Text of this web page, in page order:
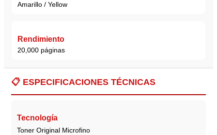
Amarillo / Yellow
Rendimiento
20,000 páginas
📋 ESPECIFICACIONES TÉCNICAS
Tecnología
Toner Original Microfino